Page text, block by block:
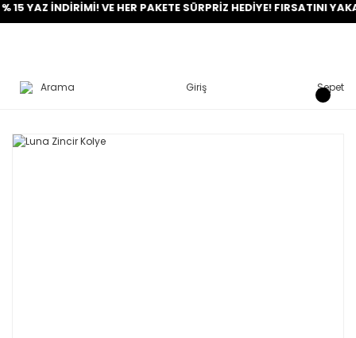
İNDİRİMİ! VE HER PAKETE SÜRPRİZ HEDİYE! FIRSATINI YAKALA!
Arama Giriş Sepet